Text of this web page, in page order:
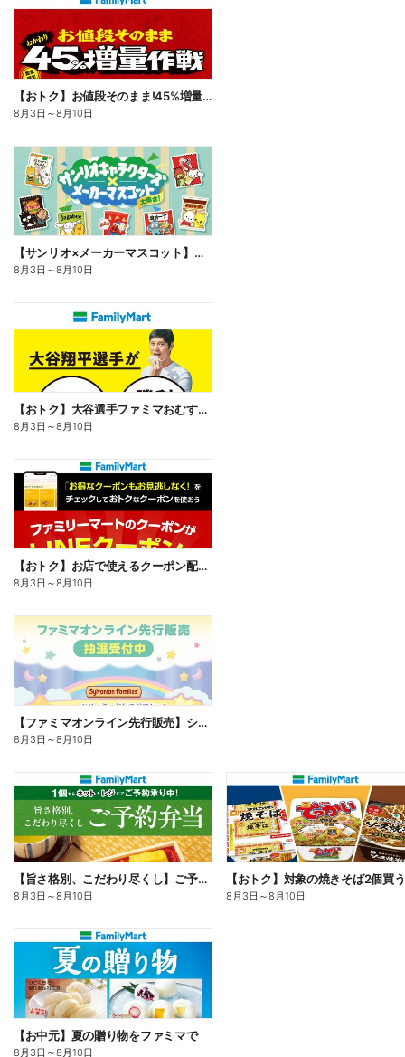
【おトク】お値段そのまま!45%増量作戦!
8月3日 ～8月10日
【サンリオ×メーカーマスコット】オリジナルグッズ貰える!
8月3日 ～8月10日
【おトク】大谷選手ファミマおむすび割
8月3日 ～8月10日
【おトク】お店で使えるクーポン配信中
8月3日 ～8月10日
【ファミマオンライン先行販売】シルバニアファミリー
8月3日 ～8月10日
【旨さ格別、こだわり尽くし】ご予約弁当
8月3日 ～8月10日 8月3日 ～8月10日
【お中元】夏の贈り物をファミマで
8月3日 ～8月10日